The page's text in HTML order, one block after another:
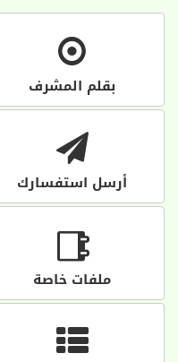
بقلم المشرف
أرسل استفسارك
ملفات خاصة